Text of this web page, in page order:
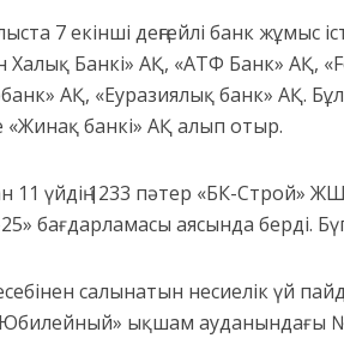
7 екінші деңгейлі банк жұмыс
Банкі» АҚ, «АТФ Банк» АҚ,
АҚ, «Еуразиялық банк» АҚ.
банкі» АҚ алып отыр.
11 үйдің 1233 пәтер «БК-Строй»
бағдарламасы аясында берді.
салынатын несиелік үй
ықшам ауданындағы